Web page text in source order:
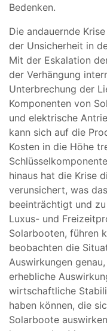
Bedenken.
Die andauernde
der Unsicherheit in
Mit der Eskalation
der Verhängung
Unterbrechung der
Komponenten von
und elektrische
kann sich auf die
Kosten in die Höhe
hinaus hat die Krise
verunsichert, was
beeinträchtigt und
Luxus- und
Solarbooten, führen
beobachten die
Auswirkungen
erhebliche
wirtschaftliche
haben können, die
Solarboote